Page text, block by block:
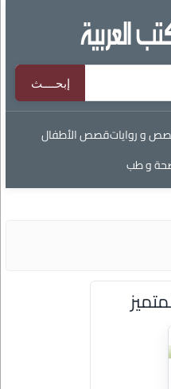
و رواياتقصص الأطفال
و طب